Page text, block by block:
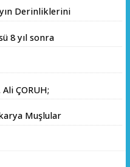
Derinliklerini
8 yıl sonra
ÇORUH;
Muşlular